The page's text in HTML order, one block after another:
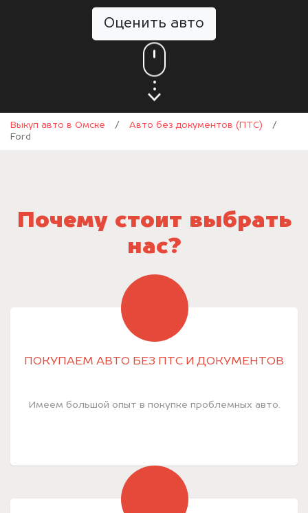
Оценить авто
Выкуп авто в Омске / Авто без документов (ПТС)
/
Ford
Почему стоит выбрать
нас?
ПОКУПАЕМ АВТО БЕЗ ПТС И ДОКУМЕНТОВ
Имеем большой опыт в покупке проблемных авто.